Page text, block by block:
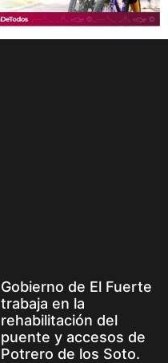
Gobierno de El Fuerte
trabaja en la
rehabilitación del
puente y accesos de
Potrero de los Soto.